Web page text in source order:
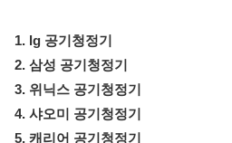
1. lg 공기청정기
2. 삼성 공기청정기
3. 위닉스 공기청정기
4. 샤오미 공기청정기
5. 캐리어 공기청정기